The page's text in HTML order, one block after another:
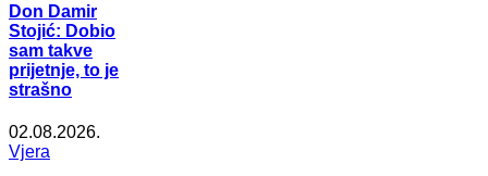
Don Damir
Stojić: Dobio
sam takve
prijetnje, to je
strašno
02.08.2026.
Vjera